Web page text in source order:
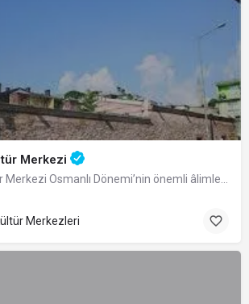
Merkezi
Molla Yegân Kültür Merkezi Osmanlı Dönemi’nin önemli âlimlerinden Bursalı fıkıh…
Merkezleri